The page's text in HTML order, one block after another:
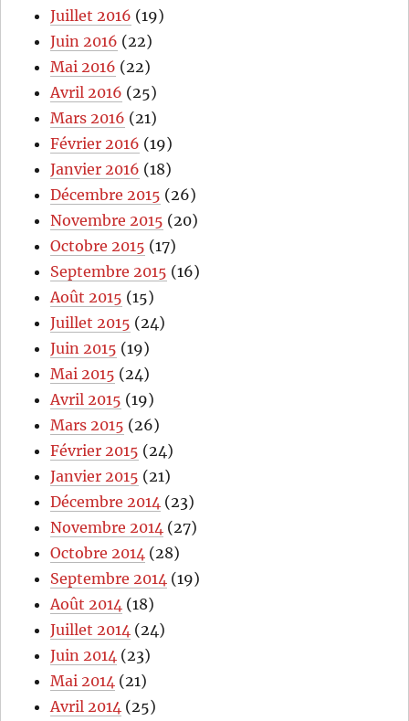
Juillet 2016 (19)
Juin 2016 (22)
Mai 2016 (22)
Avril 2016 (25)
Mars 2016 (21)
Février 2016 (19)
Janvier 2016 (18)
Décembre 2015 (26)
Novembre 2015 (20)
Octobre 2015 (17)
Septembre 2015 (16)
Août 2015 (15)
Juillet 2015 (24)
Juin 2015 (19)
Mai 2015 (24)
Avril 2015 (19)
Mars 2015 (26)
Février 2015 (24)
Janvier 2015 (21)
Décembre 2014 (23)
Novembre 2014 (27)
Octobre 2014 (28)
Septembre 2014 (19)
Août 2014 (18)
Juillet 2014 (24)
Juin 2014 (23)
Mai 2014 (21)
Avril 2014 (25)